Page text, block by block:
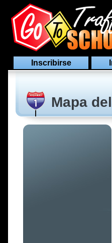
Inscribirse
Mapa